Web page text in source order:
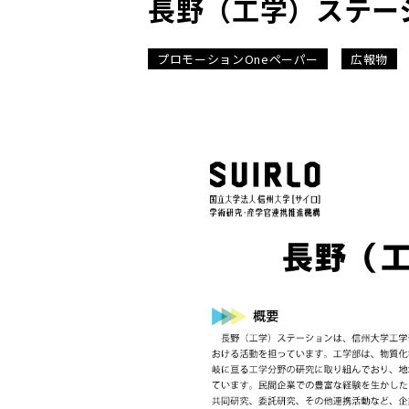
長野（工学）ステー
プロモーションOneペーパー 広報物